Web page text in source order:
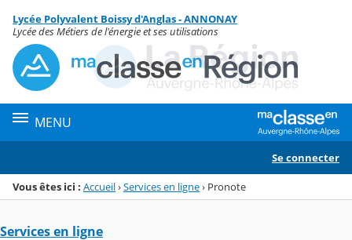
Menu de la rubrique
Contenu
Lycée Polyvalent Boissy d'Anglas - ANNONAY
Lycée des Métiers de l'énergie et ses utilisations
MENU
Se connecter
Vous êtes ici : Accueil›Services en ligne› Pronote
Services en ligne